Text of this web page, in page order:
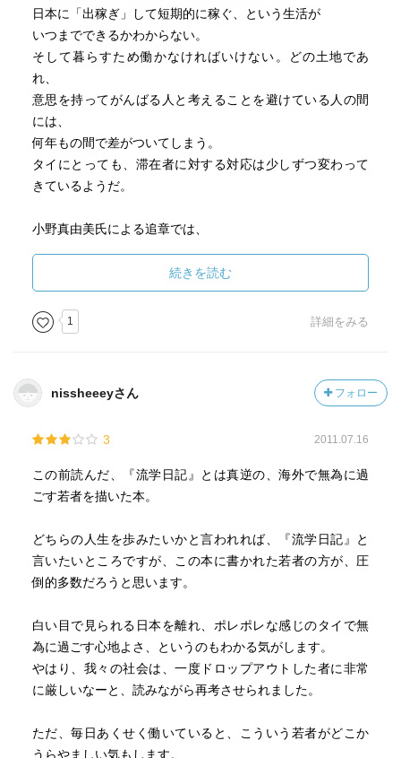
日本に「出稼ぎ」して短期的に稼ぐ、という生活が
いつまでできるかわからない。
そして暮らすため働かなければいけない。どの土地であ
れ、
意思を持ってがんばる人と考えることを避けている人の間
には、
何年もの間で差がついてしまう。
タイにとっても、滞在者に対する対応は少しずつ変わって
きているようだ。
小野真由美氏による追章では、
ここで描かれている人たちは、
日本を離れて生き生きとしているように描かれる。
みんながこうなればよいのだが、海外でがんばる日本人が
それだけカオサン通りでまどろむ日本人たちが、
現実を突きつけられ憂鬱になり、さらにこもりがちになる
結局、どこに行こうとも現実はついてまわる。
個人的には、外こもりには大いに共感し、若干の憧れもあ
続きを読む
1 詳細をみる
nissheeeyさん フォロー
3 2011.07.16
この前読んだ、『流学日記』とは真逆の、海外で無為に過
ごす若者を描いた本。
どちらの人生を歩みたいかと言われれば、『流学日記』と
言いたいところですが、この本に書かれた若者の方が、圧
倒的多数だろうと思います。
白い目で見られる日本を離れ、ポレポレな感じのタイで無
為に過ごす心地よさ、というのもわかる気がします。
やはり、我々の社会は、一度ドロップアウトした者に非常
に厳しいなーと、読みながら再考させられました。
ただ、毎日あくせく働いていると、こういう若者がどこか
うらやましい気もします。